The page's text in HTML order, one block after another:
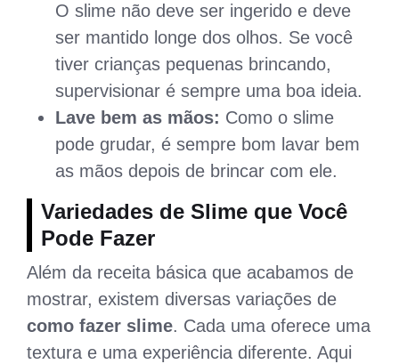
O slime não deve ser ingerido e deve
ser mantido longe dos olhos. Se você
tiver crianças pequenas brincando,
supervisionar é sempre uma boa ideia.
Lave bem as mãos: Como o slime
pode grudar, é sempre bom lavar bem
as mãos depois de brincar com ele.
Variedades de Slime que Você
Pode Fazer
Além da receita básica que acabamos de
mostrar, existem diversas variações de
como fazer slime. Cada uma oferece uma
textura e uma experiência diferente. Aqui